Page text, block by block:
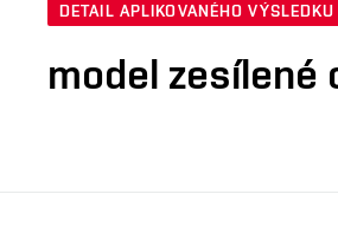
DETAIL APLIKOVANÉHO VÝSLEDKU
model zesílené